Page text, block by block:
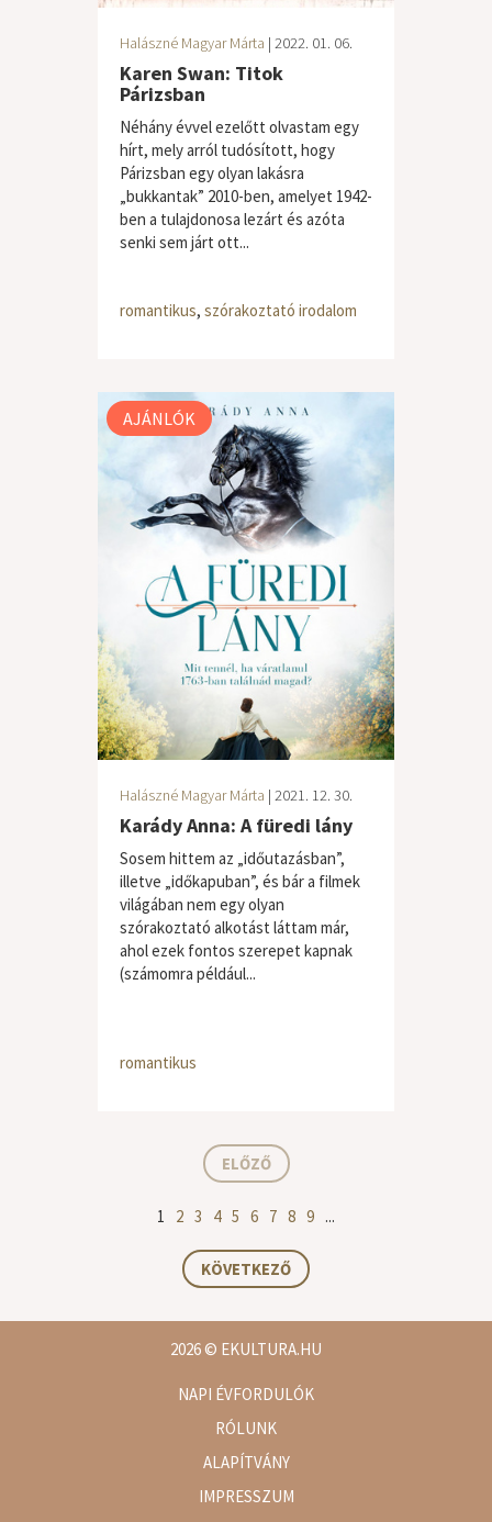
Halászné Magyar Márta | 2022. 01. 06.
Karen Swan: Titok
Párizsban
Néhány évvel ezelőtt olvastam egy
hírt, mely arról tudósított, hogy
Párizsban egy olyan lakásra
„bukkantak” 2010-ben, amelyet 1942-
ben a tulajdonosa lezárt és azóta
senki sem járt ott...
romantikus, szórakoztató irodalom
AJÁNLÓK
Halászné Magyar Márta | 2021. 12. 30.
Karády Anna: A füredi lány
Sosem hittem az „időutazásban”,
illetve „időkapuban”, és bár a filmek
világában nem egy olyan
szórakoztató alkotást láttam már,
ahol ezek fontos szerepet kapnak
(számomra például...
romantikus
ELŐZŐ
1 2 3 4 5 6 7 8 9 ...
KÖVETKEZŐ
2026© EKULTURA.HU
NAPI ÉVFORDULÓK
RÓLUNK
ALAPÍTVÁNY
IMPRESSZUM